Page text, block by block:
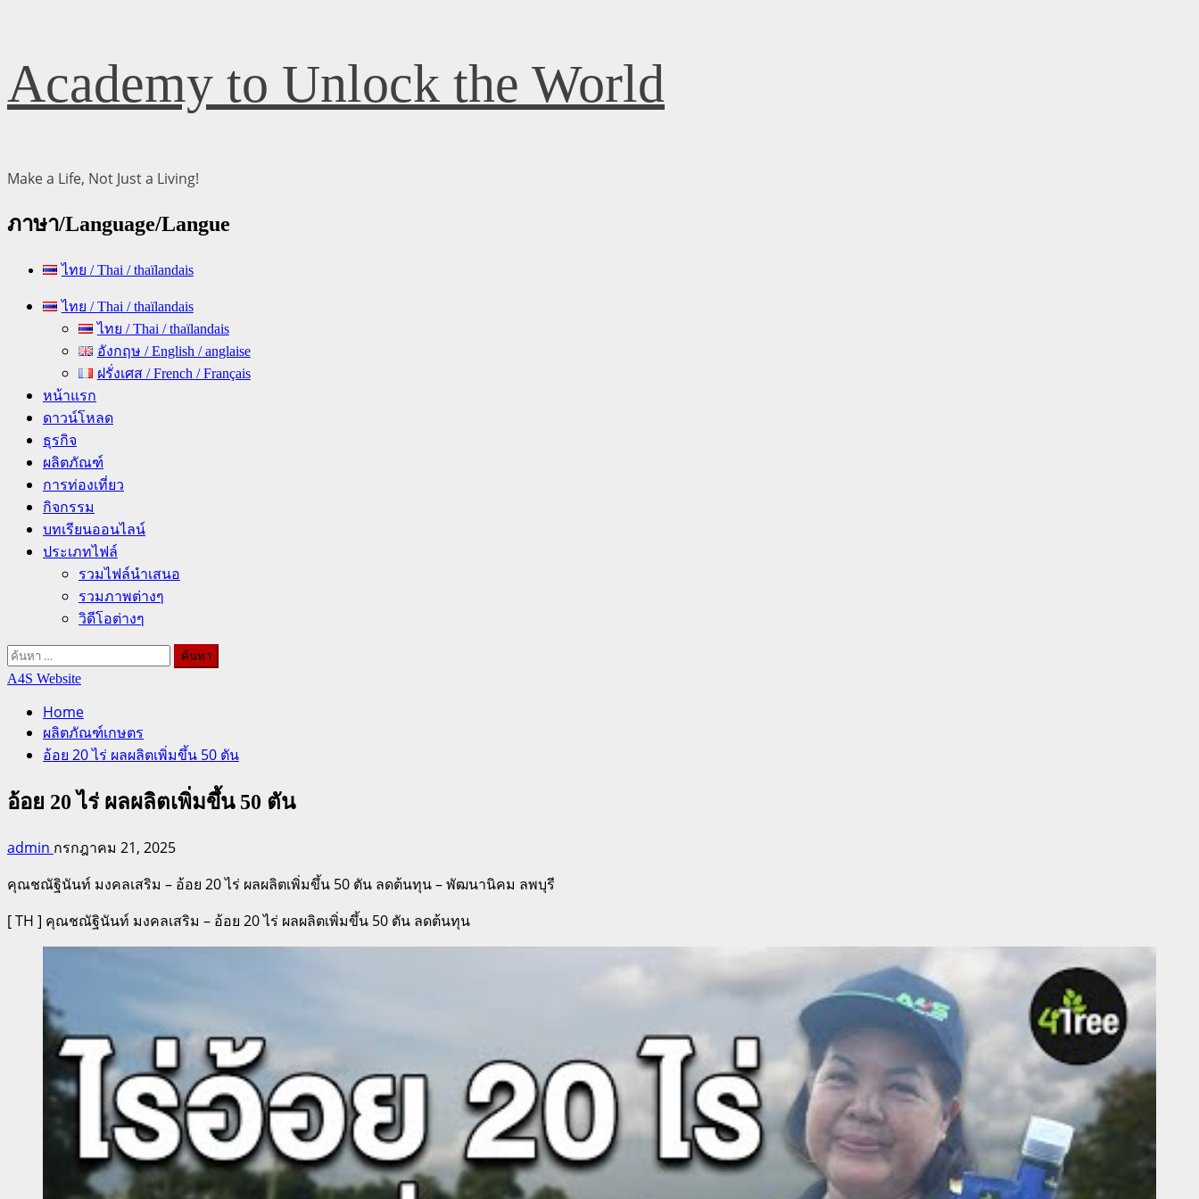
Skip
to
content
Academy to Unlock the World
Make a Life, Not Just a Living!
ภาษา/Language/Langue
ไทย / Thai / thaïlandais
Primary ไทย / Thai / thaïlandais
ไทย / Thai / thaïlandais
อังกฤษ / English / anglaise
ฝรั่งเศส / French / Français
หน้าแรก
ดาวน์โหลด
ธุรกิจ
ผลิตภัณฑ์
การท่องเที่ยว
กิจกรรม
บทเรียนออนไลน์
ประเภทไฟล์
รวมไฟล์นำเสนอ
รวมภาพต่างๆ
วิดีโอต่างๆ
ค้นหา
สำหรับ:
A4S Website
Home
ผลิตภัณฑ์เกษตร
อ้อย 20 ไร่ ผลผลิตเพิ่มขึ้น 50 ตัน
อ้อย 20 ไร่ ผลผลิตเพิ่มขึ้น 50 ตัน
admin กรกฎาคม 21, 2025
คุณชณัฐินันท์ มงคลเสริม – อ้อย 20 ไร่ ผลผลิตเพิ่มขึ้น 50 ตัน ลดต้นทุน – พัฒนานิคม ลพบุรี
[ TH ] คุณชณัฐินันท์ มงคลเสริม – อ้อย 20 ไร่ ผลผลิตเพิ่มขึ้น 50 ตัน ลดต้นทุน